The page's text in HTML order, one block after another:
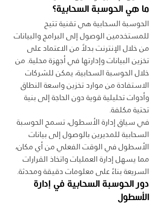
ما هي الحوسبة السحابية؟
الحوسبة السحابية هي تقنية تتيح
للمستخدمين الوصول إلى البرامج والبيانات
من خلال الإنترنت بدلاً من الاعتماد على
تخزين البيانات وإدارتها في أجهزة محلية. من
خلال الحوسبة السحابية، يمكن للشركات
الاستفادة من موارد تخزين واسعة النطاق
وأدوات تحليلية قوية دون الحاجة إلى بنية
تحتية مكلفة.
في سياق إدارة الأسطول، تسمح الحوسبة
السحابية للمديرين بالوصول إلى بيانات
الأسطول في الوقت الفعلي من أي مكان،
مما يسهل إدارة العمليات واتخاذ القرارات
السريعة بناءً على معلومات دقيقة ومحدثة.
دور الحوسبة السحابية في إدارة
الأسطول